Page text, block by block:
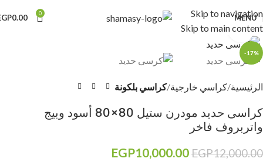
Skip to navigation
Skip to main content
MENU
0
0.00
-17%
Click to enlarge
الرئيسية كراسي خارجية كراسي بلكونة
كراسى حديد مودرن ستيل 80×80 أسود وبيج
واتربروف فاخر
EGP12,000.00
EGP10,000.00